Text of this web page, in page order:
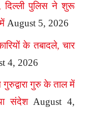
दिल्ली पुलिस ने शुरू
August 5, 2026
के तबादले, चार
4, 2026
गुरु के ताल में
संदेश August 4,